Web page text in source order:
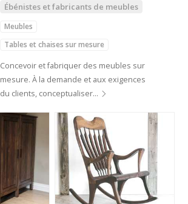
Ébénistes et fabricants de meubles
Meubles
Tables et chaises sur mesure
Concevoir et fabriquer des meubles sur
mesure. À la demande et aux exigences
du clients, conceptualiser…